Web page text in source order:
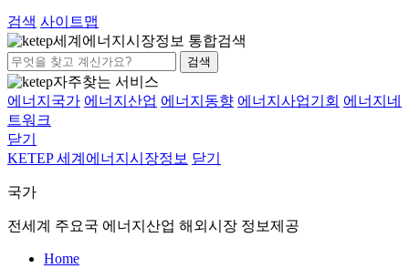
검색 사이트맵
세계에너지시장정보 통합검색
검색
자주찾는 서비스
에너지국가 에너지산업 에너지동향 에너지사업기회 에너지네
트워크
닫기
KETEP 세계에너지시장정보 닫기
국가
전세계 주요국 에너지산업 해외시장 정보제공
Home